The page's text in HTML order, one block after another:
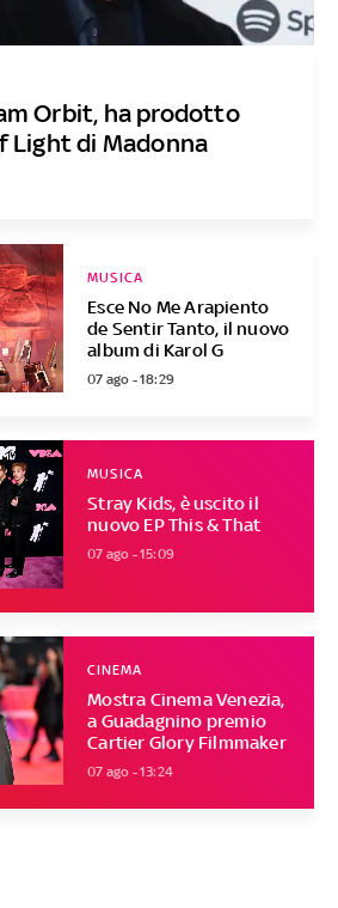
Orbit, ha prodotto
Light di Madonna
Esce No Me Arapiento
de Sentir Tanto, il nuovo
album di Karol G
MUSICA
07 ago - 18:29
Stray Kids, è uscito il
nuovo EP This & That
MUSICA
07 ago - 15:09
Mostra Cinema Venezia,
a Guadagnino premio
Cartier Glory Filmmaker
CINEMA
07 ago - 13:24